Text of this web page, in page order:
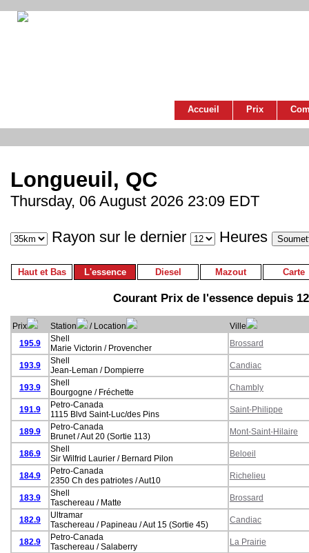
Accueil Prix
Longueuil, QC
Thursday, 06 August 2026 23:09 EDT
Rayon sur le dernier Heures
Haut et Bas L'essence Diesel Mazout Carte
Courant Prix de l'essence depuis
Prix Station / Location
Ville
195.9
Shell
Marie Victorin / Provencher
Brossard
193.9
Shell
Jean-Leman / Dompierre
Candiac
193.9
Shell
Bourgogne / Fréchette
Chambly
191.9
Petro-Canada
1115 Blvd Saint-Luc/des Pins
Saint-Philippe
189.9
Petro-Canada
Brunet / Aut 20 (Sortie 113)
Mont-Saint-Hilaire
186.9
Shell
Sir Wilfrid Laurier / Bernard Pilon
Beloeil
184.9
Petro-Canada
2350 Ch des patriotes / Aut10
Richelieu
183.9
Shell
Taschereau / Matte
Brossard
182.9
Ultramar
Taschereau / Papineau / Aut 15 (Sortie 45)
Candiac
182.9
Petro-Canada
Taschereau / Salaberry
La Prairie